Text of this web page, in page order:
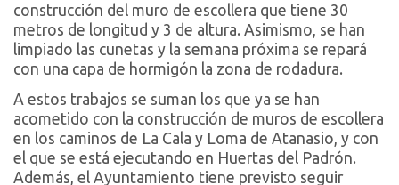
construcción del muro de escollera que tiene 30
metros de longitud y 3 de altura. Asimismo, se han
limpiado las cunetas y la semana próxima se repará
con una capa de hormigón la zona de rodadura.
A estos trabajos se suman los que ya se han
acometido con la construcción de muros de escollera
en los caminos de La Cala y Loma de Atanasio, y con
el que se está ejecutando en Huertas del Padrón.
Además, el Ayuntamiento tiene previsto seguir